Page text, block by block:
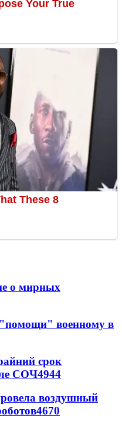
о мирных
военному в
срок
СОЧ4944
воздушный
4670